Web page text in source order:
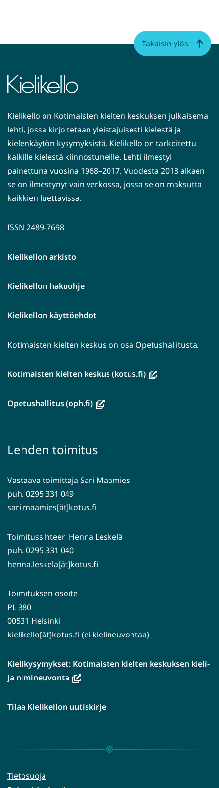
Kielikello on Kotimaisten kielten keskuksen julkaisema
lehti, jossa kirjoitetaan yleistajuisesti kielestä ja
kielenkäytön kysymyksistä. Kielikello on tarkoitettu
kaikille kielestä kiinnostuneille. Lehti ilmestyi
painettuna vuosina 1968–2017. Vuodesta 2018 alkaen
se on ilmestynyt vain verkossa, jossa se on maksutta
kaikkien luettavissa.
ISSN 2489-7698
Kielikellon arkisto
Kielikellon hakuohje
Kielikellon käyttöehdot
Kotimaisten kielten keskus on osa Opetushallitusta.
Kotimaisten kielten keskus (kotus.fi)(avautuu
Opetushallitus (oph.fi)(avautuu
toiseen
Lehden toimitus
Vastaava toimittaja Sari Maamies
puh. 0295 331 049
sari.maamies[ät]kotus.fi
Toimitussihteeri Henna Leskelä
puh. 0295 331 040
henna.leskela[ät]kotus.fi
Toimituksen osoite
PL 380
00531 Helsinki
kielikello[ät]kotus.fi (ei kielineuvontaa)
Kielikysymykset: Kotimaisten kielten keskuksen kieli-
ja nimineuvonta(avautuu
ikkunaan,
palveluun)
Tilaa Kielikellon uutiskirje
Tietosuoja
Takaisin ylös